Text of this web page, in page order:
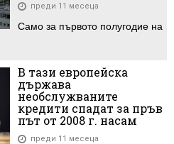
преди 11 месеца
Само за първото полугодие на
В тази европейска
държава
необслужваните
кредити спадат за пръв
път от 2008 г. насам
преди 11 месеца